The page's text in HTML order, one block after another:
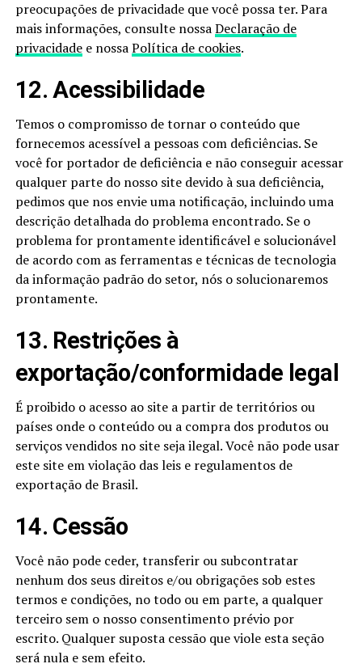
preocupações de privacidade que você possa ter. Para
mais informações, consulte nossaDeclaração de
privacidadee nossaPolítica de cookies.
12. Acessibilidade
Temos o compromisso de tornar o conteúdo que
fornecemos acessível a pessoas com deficiências. Se
você for portador de deficiência e não conseguir acessar
qualquer parte do nosso site devido à sua deficiência,
pedimos que nos envie uma notificação, incluindo uma
descrição detalhada do problema encontrado. Se o
problema for prontamente identificável e solucionável
de acordo com as ferramentas e técnicas de tecnologia
da informação padrão do setor, nós o solucionaremos
prontamente.
13. Restrições à
exportação/conformidade legal
É proibido o acesso ao site a partir de territórios ou
países onde o conteúdo ou a compra dos produtos ou
serviços vendidos no site seja ilegal. Você não pode usar
este site em violação das leis e regulamentos de
exportação de Brasil.
14. Cessão
Você não pode ceder, transferir ou subcontratar
nenhum dos seus direitos e/ou obrigações sob estes
termos e condições, no todo ou em parte, a qualquer
terceiro sem o nosso consentimento prévio por
escrito. Qualquer suposta cessão que viole esta seção
será nula e sem efeito.